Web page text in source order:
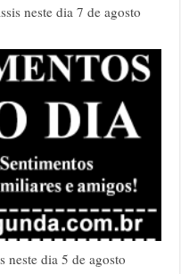
neste dia 7 de agosto
neste dia 5 de agosto